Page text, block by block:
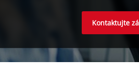
Kontaktujte